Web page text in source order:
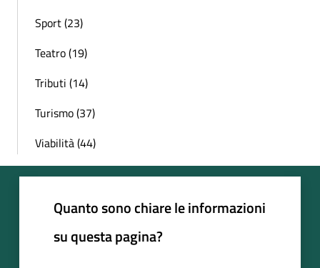
Sport (23)
Teatro (19)
Tributi (14)
Turismo (37)
Viabilità (44)
Quanto sono chiare le informazioni
su questa pagina?